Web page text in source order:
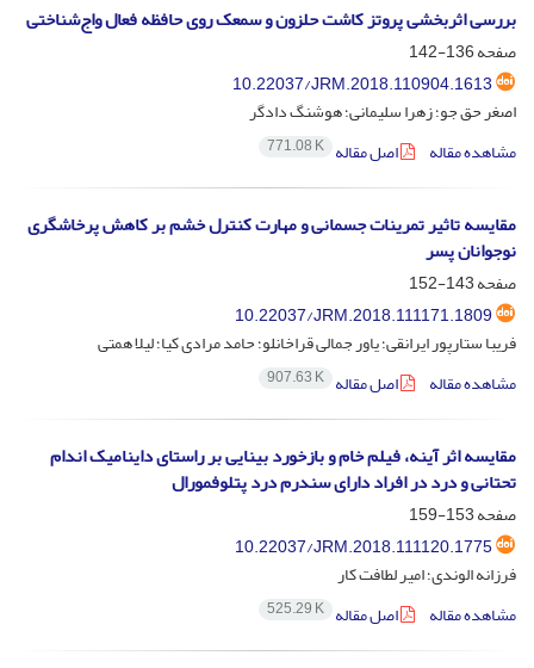
بررسی اثربخشی پروتز کاشت حلزون و سمعک روی حافظه فعال واج‌شناختی
صفحه136-142
10.22037/JRM.2018.110904.1613
اصغر حق جو؛ زهرا سلیمانی؛ هوشنگ دادگر
مشاهده مقاله
اصل مقاله 771.08 K
مقایسه تاثیر تمرینات جسمانی و مهارت کنترل خشم بر کاهش پرخاشگری
نوجوانان پسر
صفحه143-152
10.22037/JRM.2018.111171.1809
فریبا ستارپور ایرانقی؛ یاور جمالی قراخانلو؛ حامد مرادی کیا؛ لیلا همتی
مشاهده مقاله
اصل مقاله 907.63 K
مقایسه اثر آینه، فیلم خام و بازخورد بینایی بر راستای داینامیک اندام
تحتانی و درد در افراد دارای سندرم درد پتلوفمورال
صفحه153-159
10.22037/JRM.2018.111120.1775
فرزانه الوندی؛ امیر لطافت کار
مشاهده مقاله
اصل مقاله 525.29 K